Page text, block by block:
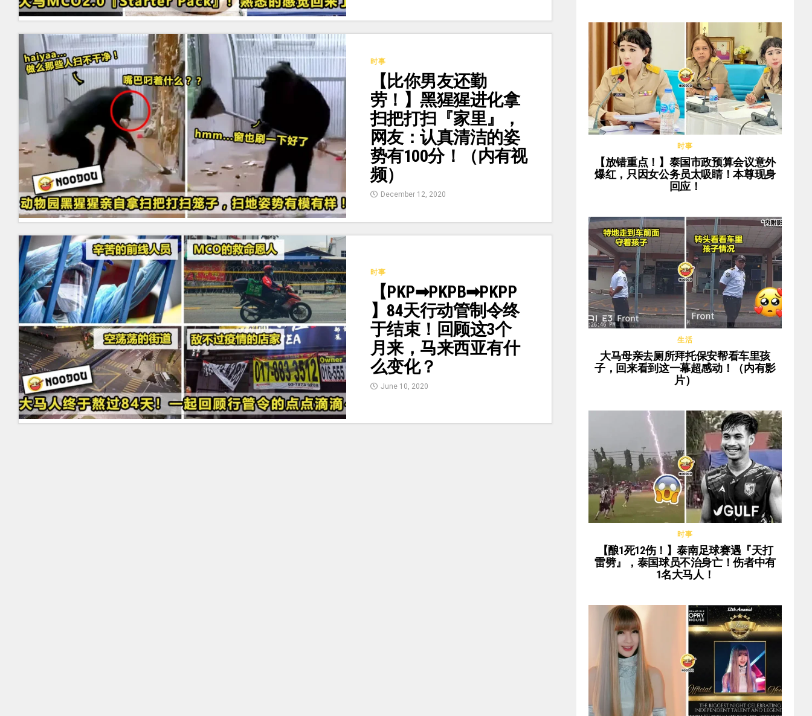
时事
【比你男友还勤
劳！】黑猩猩进化拿
扫把打扫『家里』，
网友：认真清洁的姿
势有100分！（内有视
频）
December 12, 2020
时事
【PKP➡PKPB➡PKPP
】84天行动管制令终
于结束！回顾这3个
月来，马来西亚有什
么变化？
June 10, 2020
时事
【放错重点！】泰国市政预算会议意外
爆红，只因女公务员太吸睛！本尊现身
回应！
生活
大马母亲去厕所拜托保安帮看车里孩
子，回来看到这一幕超感动！（内有影
片）
时事
【酿1死12伤！】泰南足球赛遇『天打
雷劈』，泰国球员不治身亡！伤者中有
1名大马人！